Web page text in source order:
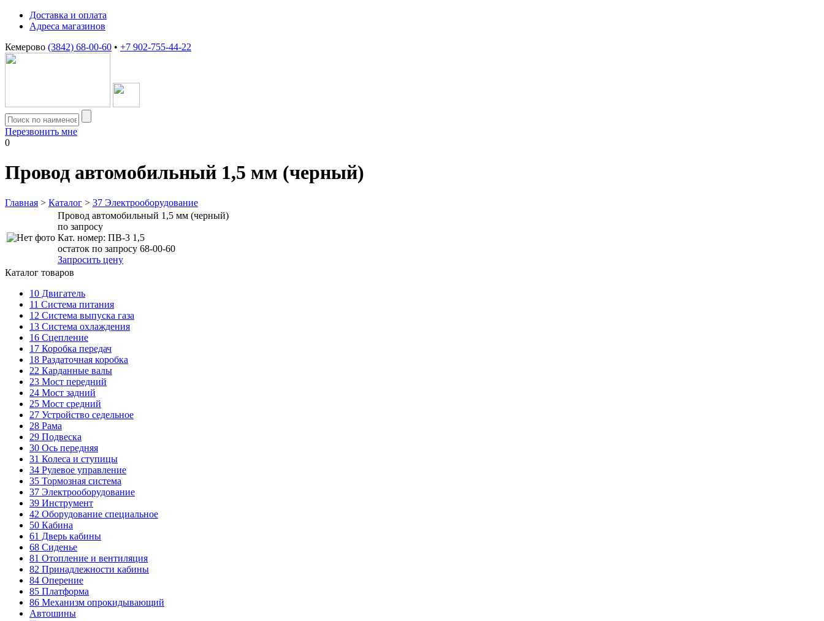
Доставка и оплата
Адреса магазинов
Кемерово (3842) 68-00-60 • +7 902-755-44-22
Перезвонить мне
0
Провод автомобильный 1,5 мм (черный)
Главная > Каталог > 37 Электрооборудование
Провод автомобильный 1,5 мм (черный)
по запросу
Кат. номер: ПВ-3 1,5
остаток по запросу 68-00-60
Запросить цену
Каталог товаров
10 Двигатель
11 Система питания
12 Система выпуска газа
13 Система охлаждения
16 Сцепление
17 Коробка передач
18 Раздаточная коробка
22 Карданные валы
23 Мост передний
24 Мост задний
25 Мост средний
27 Устройство седельное
28 Рама
29 Подвеска
30 Ось передняя
31 Колеса и ступицы
34 Рулевое управление
35 Тормозная система
37 Электрооборудование
39 Инструмент
42 Оборудование специальное
50 Кабина
61 Дверь кабины
68 Сиденье
81 Отопление и вентиляция
82 Принадлежности кабины
84 Оперение
85 Платформа
86 Механизм опрокидывающий
Автошины